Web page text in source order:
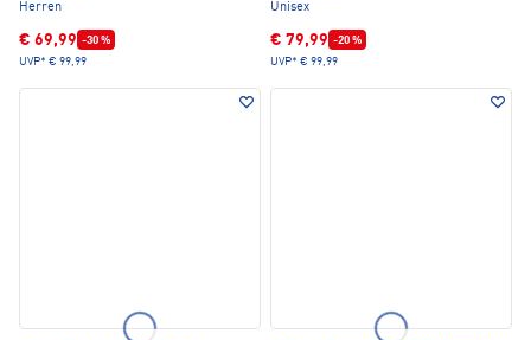
Herren
€ 69,99 -30 %
UVP* € 99,99
Unisex
€ 79,99 -20 %
UVP* € 99,99